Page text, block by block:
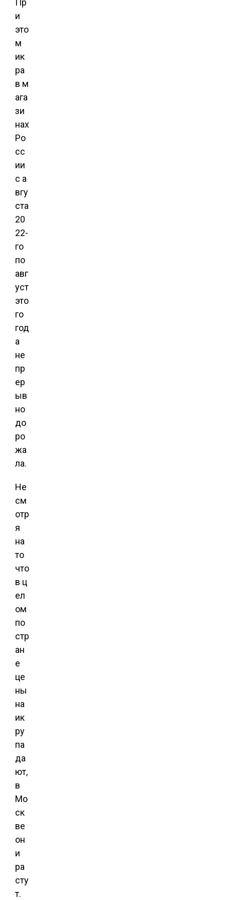
и
это
м
ик
ра
в м
ага
зи
нах
Ро
сс
ии
с а
вгу
ста
20
22-
го
по
авг
уст
это
го
год
а
не
пр
ер
ыв
но
до
ро
жа
ла.
Не
см
отр
я
на
то
что
в ц
ел
ом
по
стр
ан
е
це
ны
на
ик
ру
па
да
ют,
в
Мо
ск
ве
он
и
ра
сту
т.